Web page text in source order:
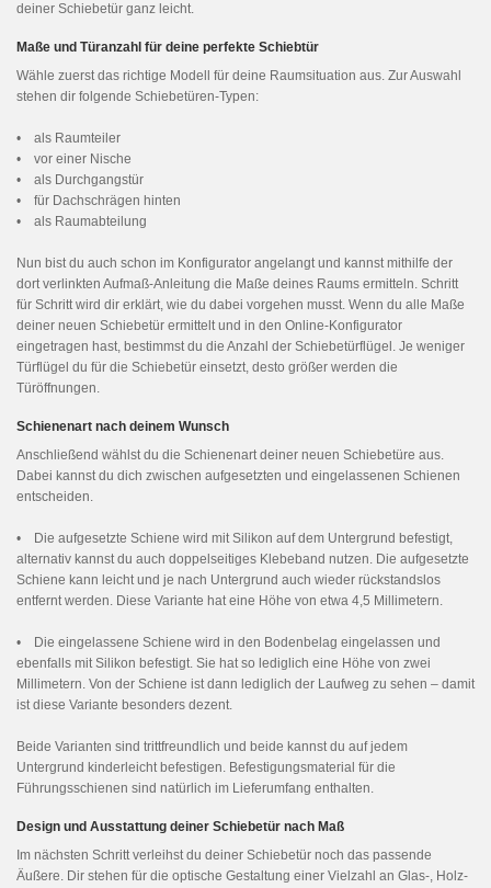
deiner Schiebetür ganz leicht.
Maße und Türanzahl für deine perfekte Schiebtür
Wähle zuerst das richtige Modell für deine Raumsituation aus. Zur Auswahl
stehen dir folgende Schiebetüren-Typen:
• als Raumteiler
• vor einer Nische
• als Durchgangstür
• für Dachschrägen hinten
• als Raumabteilung
Nun bist du auch schon im Konfigurator angelangt und kannst mithilfe der
dort verlinkten Aufmaß-Anleitung die Maße deines Raums ermitteln. Schritt
für Schritt wird dir erklärt, wie du dabei vorgehen musst. Wenn du alle Maße
deiner neuen Schiebetür ermittelt und in den Online-Konfigurator
eingetragen hast, bestimmst du die Anzahl der Schiebetürflügel. Je weniger
Türflügel du für die Schiebetür einsetzt, desto größer werden die
Türöffnungen.
Schienenart nach deinem Wunsch
Anschließend wählst du die Schienenart deiner neuen Schiebetüre aus.
Dabei kannst du dich zwischen aufgesetzten und eingelassenen Schienen
entscheiden.
• Die aufgesetzte Schiene wird mit Silikon auf dem Untergrund befestigt,
alternativ kannst du auch doppelseitiges Klebeband nutzen. Die aufgesetzte
Schiene kann leicht und je nach Untergrund auch wieder rückstandslos
entfernt werden. Diese Variante hat eine Höhe von etwa 4,5 Millimetern.
• Die eingelassene Schiene wird in den Bodenbelag eingelassen und
ebenfalls mit Silikon befestigt. Sie hat so lediglich eine Höhe von zwei
Millimetern. Von der Schiene ist dann lediglich der Laufweg zu sehen – damit
ist diese Variante besonders dezent.
Beide Varianten sind trittfreundlich und beide kannst du auf jedem
Untergrund kinderleicht befestigen. Befestigungsmaterial für die
Führungsschienen sind natürlich im Lieferumfang enthalten.
Design und Ausstattung deiner Schiebetür nach Maß
Im nächsten Schritt verleihst du deiner Schiebetür noch das passende
Äußere. Dir stehen für die optische Gestaltung einer Vielzahl an Glas-, Holz-